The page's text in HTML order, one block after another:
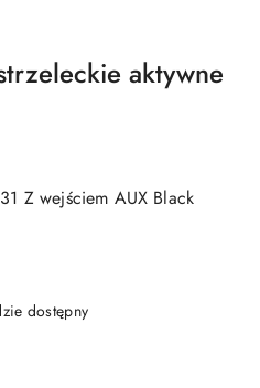
aktywne
Z wejściem AUX Black
dostępny